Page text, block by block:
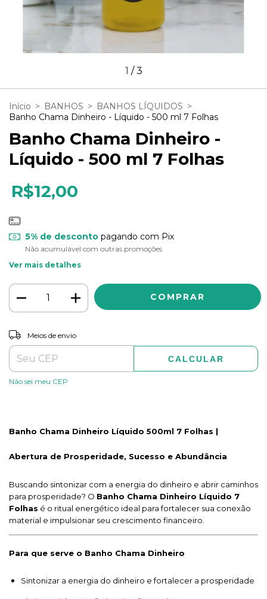
1 /3
Início > BANHOS > BANHOS LÍQUIDOS >
Banho Chama Dinheiro - Líquido - 500 ml 7 Folhas
Banho Chama Dinheiro -
Líquido - 500 ml 7 Folhas
R$12,00
5% de descontopagando com Pix
Não acumulável com outras promoções
Ver mais detalhes
Entregas para o CEP:
Meios de envio
CALCULAR
Não sei meu CEP
Banho Chama Dinheiro Líquido 500ml 7 Folhas |
Abertura de Prosperidade, Sucesso e Abundância
Buscando sintonizar com a energia do dinheiro e abrir caminhos
para prosperidade? O Banho Chama Dinheiro Líquido 7
Folhas é o ritual energético ideal para fortalecer sua conexão
material e impulsionar seu crescimento financeiro.
Para que serve o Banho Chama Dinheiro
Sintonizar a energia do dinheiro e fortalecer a prosperidade